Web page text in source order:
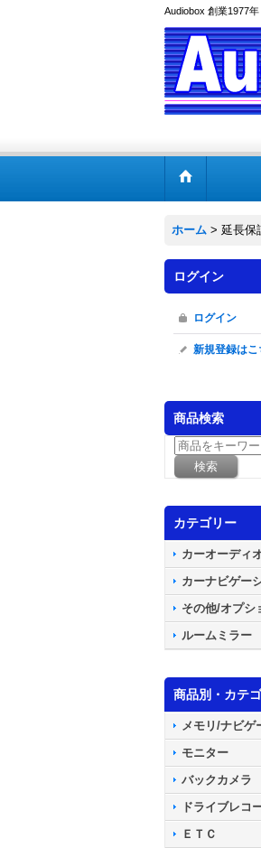
Audiobox 創業1977
ホーム > 延長保
ログイン
ログイン
新規登録はこ
商品検索
カテゴリー
カーオーディ
カーナビゲー
その他/オプシ
ルームミラー
商品別・カテ
メモリ/ナビゲ
モニター
バックカメラ
ドライブレコ
ＥＴＣ